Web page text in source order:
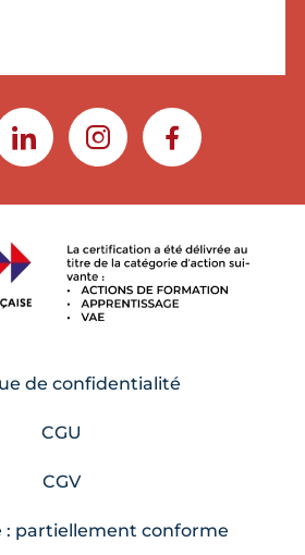
LINKEDININSTAGRAMFACEBOOK
de confidentialité
CGU
CGV
: partiellement conforme